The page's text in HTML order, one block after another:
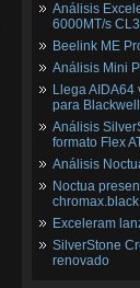
Análisis
6000MT/s
Beelink ME
Análisis Mini
Llega AIDA64
para
Análisis
formato Flex
Análisis
Noctua
chromax.black
Exceleram
SilverStone
renovado